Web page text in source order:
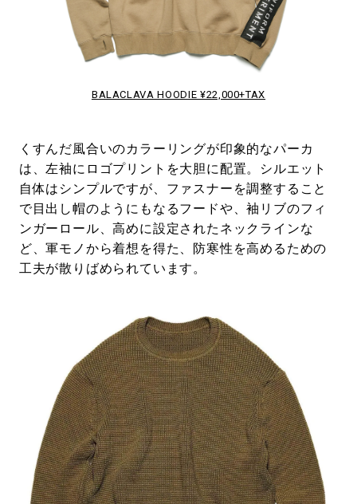
BALACLAVA HOODIE ¥22,000+TAX
くすんだ風合いのカラーリングが印象的なパーカ
は、左袖にロゴプリントを大胆に配置。シルエット
自体はシンプルですが、ファスナーを調整すること
で目出し帽のようにもなるフードや、袖リブのフィ
ンガーロール、高めに設定されたネックラインな
ど、軍モノから着想を得た、防寒性を高めるための
工夫が散りばめられています。